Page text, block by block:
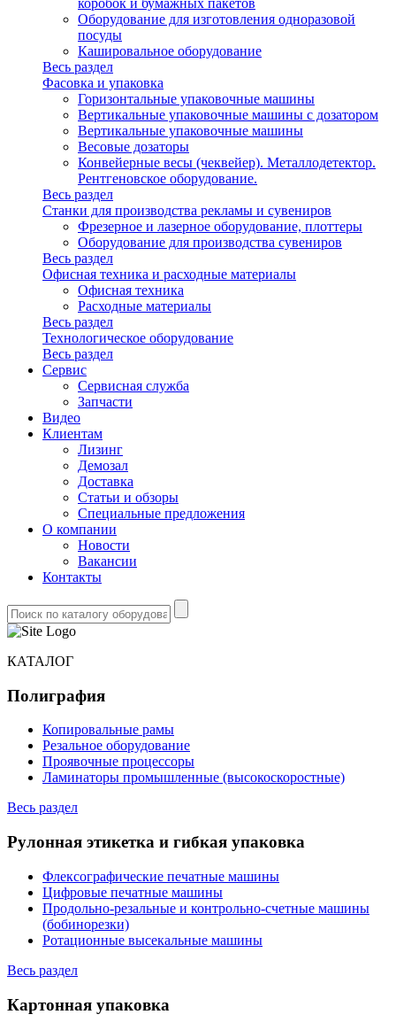
коробок и бумажных пакетов
Оборудование для изготовления одноразовой
посуды
Кашировальное оборудование
Весь раздел
Фасовка и упаковка
Горизонтальные упаковочные машины
Вертикальные упаковочные машины с дозатором
Вертикальные упаковочные машины
Весовые дозаторы
Конвейерные весы (чеквейер). Металлодетектор.
Рентгеновское оборудование.
Весь раздел
Станки для производства рекламы и сувениров
Фрезерное и лазерное оборудование, плоттеры
Оборудование для производства сувениров
Весь раздел
Офисная техника и расходные материалы
Офисная техника
Расходные материалы
Весь раздел
Технологическое оборудование
Весь раздел
Сервис
Сервисная служба
Запчасти
Видео
Клиентам
Лизинг
Демозал
Доставка
Статьи и обзоры
Специальные предложения
О компании
Новости
Вакансии
Контакты
КАТАЛОГ
Полиграфия
Копировальные рамы
Резальное оборудование
Проявочные процессоры
Ламинаторы промышленные (высокоскоростные)
Весь раздел
Рулонная этикетка и гибкая упаковка
Флексографические печатные машины
Цифровые печатные машины
Продольно-резальные и контрольно-счетные машины
(бобинорезки)
Ротационные высекальные машины
Весь раздел
Картонная упаковка